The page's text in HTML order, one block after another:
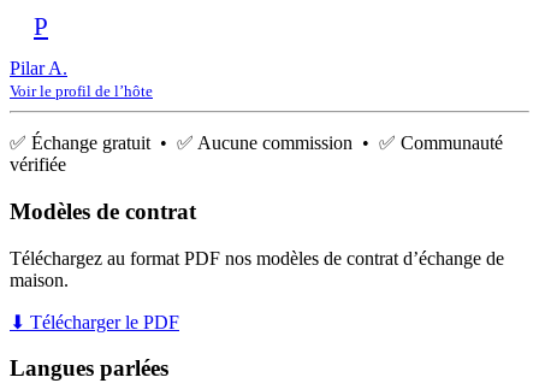
P
Pilar A.
Voir le profil de l’hôte
✅ Échange gratuit • ✅ Aucune commission • ✅ Communauté
vérifiée
Modèles de contrat
Téléchargez au format PDF nos modèles de contrat d’échange de
maison.
⬇ Télécharger le PDF
Langues parlées